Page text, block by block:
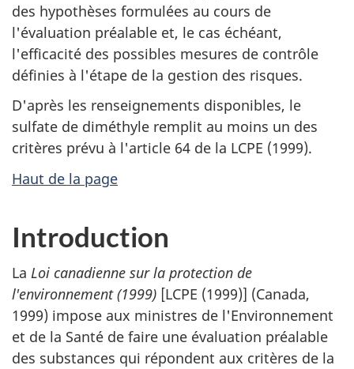
des hypothèses formulées au cours de
l'évaluation préalable et, le cas échéant,
l'efficacité des possibles mesures de contrôle
définies à l'étape de la gestion des risques.
D'après les renseignements disponibles, le
sulfate de diméthyle remplit au moins un des
critères prévu à l'article 64 de la LCPE (1999).
Haut de la page
Introduction
La Loi canadienne sur la protection de
l'environnement (1999) [LCPE (1999)] (Canada,
1999) impose aux ministres de l'Environnement
et de la Santé de faire une évaluation préalable
des substances qui répondent aux critères de la